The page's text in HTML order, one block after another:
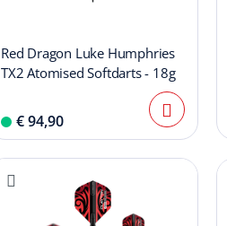
Red Dragon Luke Humphries
TX2 Atomised Softdarts - 18g
€ 94,90